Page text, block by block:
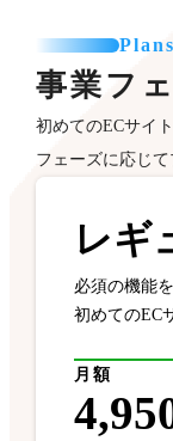
Plans
事業フ
初めてのECサイ
フェーズに応じて
レギ
必須の機能
初めてのEC
月額